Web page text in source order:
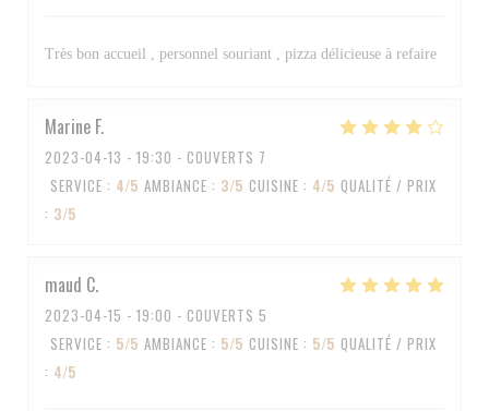
Très bon accueil , personnel souriant , pizza délicieuse à refaire
Marine F
2023-04-13 - 19:30 - COUVERTS 7
SERVICE : 4/5 AMBIANCE : 3/5 CUISINE : 4/5 QUALITÉ / PRIX
: 3/5
maud C
2023-04-15 - 19:00 - COUVERTS 5
SERVICE : 5/5 AMBIANCE : 5/5 CUISINE : 5/5 QUALITÉ / PRIX
: 4/5